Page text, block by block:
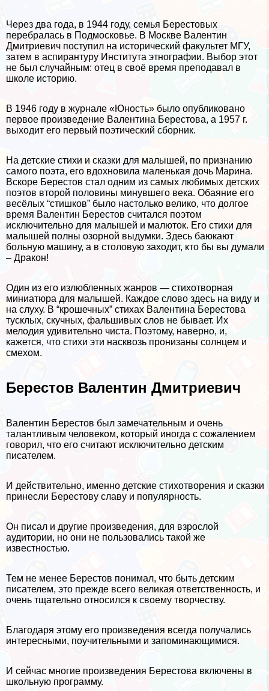
Через два года, в 1944 году, семья Берестовых
перебралась в Подмосковье. В Москве Валентин
Дмитриевич поступил на исторический факультет МГУ,
затем в аспирантуру Института этнографии. Выбор этот
не был случайным: отец в своё время преподавал в
школе историю.
В 1946 году в журнале «Юность» было опубликовано
первое произведение Валентина Берестова, а 1957 г.
выходит его первый поэтический сборник.
На детские стихи и сказки для малышей, по признанию
самого поэта, его вдохновила маленькая дочь Марина.
Вскоре Берестов стал одним из самых любимых детских
поэтов второй половины минувшего века. Обаяние его
весёлых “стишков” было настолько велико, что долгое
время Валентин Берестов считался поэтом
исключительно для малышей и малюток. Его стихи для
малышей полны озорной выдумки. Здесь баюкают
больную машину, а в столовую заходит, кто бы вы думали
– Дpaкон!
Один из его излюбленных жанров — стихотворная
миниатюра для малышей. Каждое слово здесь на виду и
на слуху. В “крошечных” стихах Валентина Берестова
тусклых, скучных, фальшивых слов не бывает. Их
мелодия удивительно чиста. Поэтому, наверно, и,
кажется, что стихи эти насквозь пронизаны солнцем и
смехом.
Берестов Валентин Дмитриевич
Валентин Берестов был замечательным и очень
талантливым человеком, который иногда с сожалением
говорил, что его считают исключительно детским
писателем.
И действительно, именно детские стихотворения и сказки
принесли Берестову славу и популярность.
Он писал и другие произведения, для взрослой
аудитории, но они не пользовались такой же
известностью.
Тем не менее Берестов понимал, что быть детским
писателем, это прежде всего великая ответственность, и
очень тщательно относился к своему творчеству.
Благодаря этому его произведения всегда получались
интересными, поучительными и запоминающимися.
И сейчас многие произведения Берестова включены в
школьную программу.